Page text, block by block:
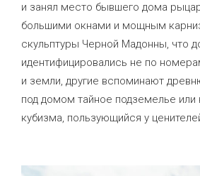
и занял место бывшего дома
большими окнами и мощным
скульптуры Черной Мадонны, что
идентифицировались не по
и земли, другие вспоминают
под домом тайное подземелье или
кубизма, пользующийся у